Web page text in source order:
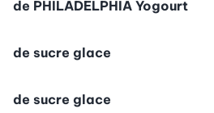
de PHILADELPHIA Yogourt
de sucre glace
de sucre glace